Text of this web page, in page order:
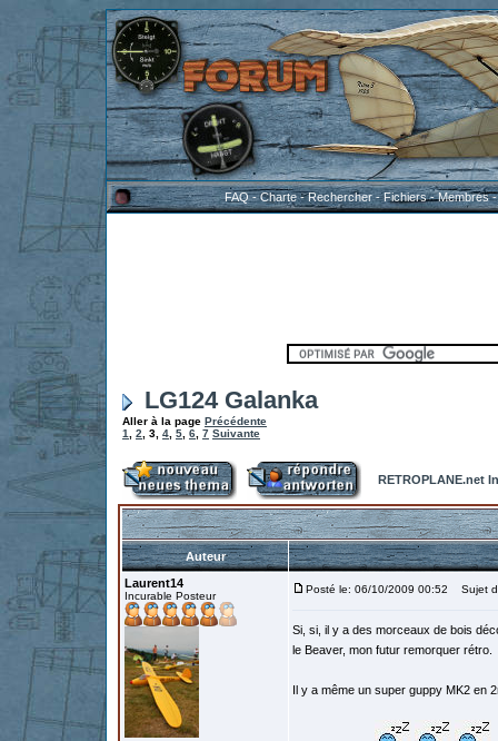
FAQ-Charte-Rechercher-Fichiers-Membres
LG124 Galanka
Aller à la page Précédente
1
2 3 4 5 6 7 Suivante
RETROPLANE.net
Auteur
Laurent14
Incurable Posteur
Posté le: 06/10/2009 00:52 Sujet
Si, si, il y a des morceaux de bois
le Beaver, mon futur remorquer rétro.
Il y a même un super guppy MK2 en